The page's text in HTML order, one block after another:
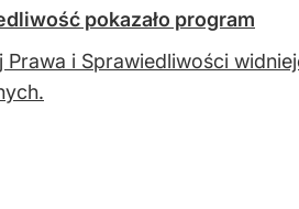
pokazało program
Prawa i Sprawiedliwości